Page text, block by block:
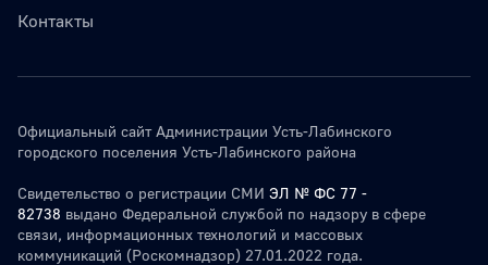
Контакты
Официальный сайт Администрации Усть-Лабинского
городского поселения Усть-Лабинского района
Свидетельство о регистрации СМИ ЭЛ № ФС 77 -
82738 выдано Федеральной службой по надзору в сфере
связи, информационных технологий и массовых
коммуникаций (Роскомнадзор) 27.01.2022 года.